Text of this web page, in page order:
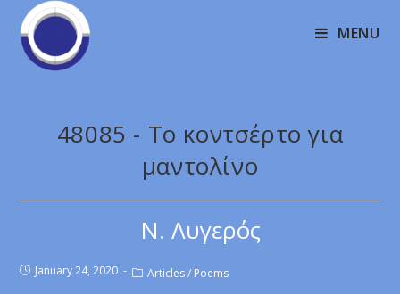
MENU
48085 - Το κοντσέρτο για
μαντολίνο
Ν. Λυγερός
January 24, 2020 Articles / Poems